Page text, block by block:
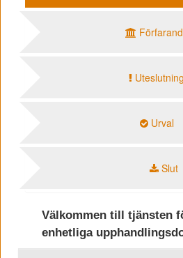
Uteslutning
Urval
Slut
Välkommen till tjänsten
enhetliga